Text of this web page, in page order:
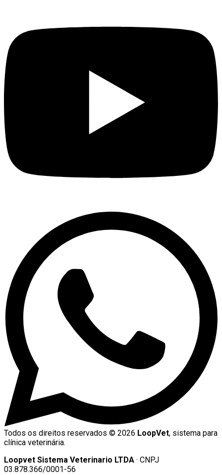
Todos os direitos reservados © 2026 LoopVet, sistema para
clínica veterinária.
Loopvet Sistema Veterinario LTDA · CNPJ
03.878.366/0001-56